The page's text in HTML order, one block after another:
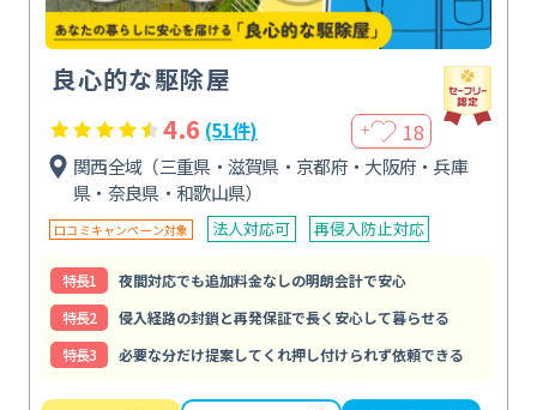
良心的な駆除屋
4.6 (51件) ＋ 18
関西全域（三重県・滋賀県・京都府・大阪府・兵庫
県・奈良県・和歌山県）
口コミキャンペーン対象 法人対応可 再侵入防止対応
特⻑1
夜間対応でも追加料金なしの明朗会計で安心
特⻑2
侵入経路の封鎖と再発保証で長く安心して暮らせる
特⻑3
必要な分だけ提案してくれ押し付けられず依頼できる